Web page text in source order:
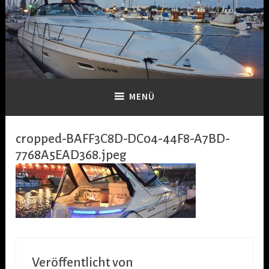
Zum
Inhalt
springen
MENÜ
cropped-BAFF3C8D-DC04-44F8-A7BD-
7768A5EAD368.jpeg
Veröffentlicht von